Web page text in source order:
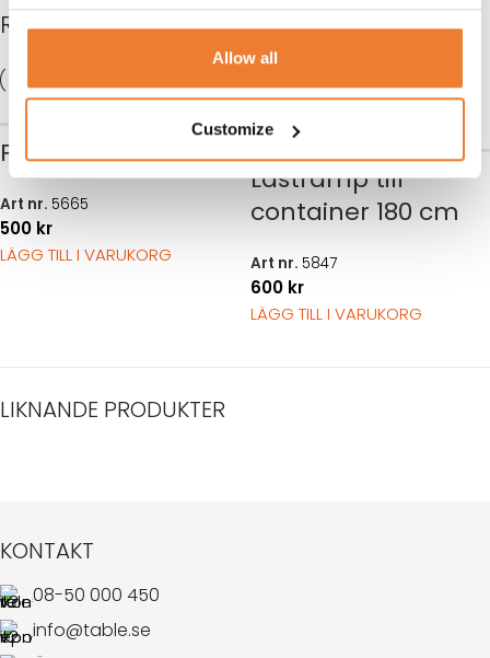
Allow all
Customize
RELATERADE PRODUKTER
Palldragare
Art nr. 5665
500 kr
LÄGG TILL I VARUKORG
Lastramp till
container 180 cm
Art nr. 5847
600 kr
LÄGG TILL I VARUKORG
LIKNANDE PRODUKTER
KONTAKT
08-50 000 450
info@table.se